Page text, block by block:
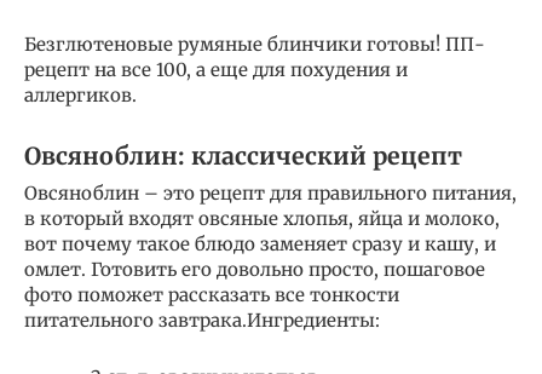
Безглютеновые румяные блинчики готовы! ПП-
рецепт на все 100, а еще для похудения и
аллергиков.
Овсяноблин: классический рецепт
Овсяноблин – это рецепт для правильного питания,
в который входят овсяные хлопья, яйца и молоко,
вот почему такое блюдо заменяет сразу и кашу, и
омлет. Готовить его довольно просто, пошаговое
фото поможет рассказать все тонкости
питательного завтрака.Ингредиенты: